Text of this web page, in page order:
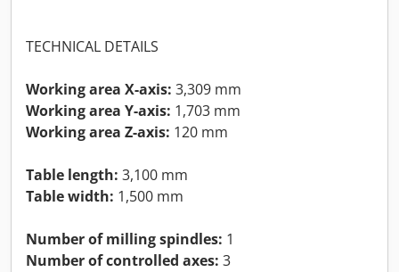
TECHNICAL DETAILS
Working area X-axis: 3,309 mm
Working area Y-axis: 1,703 mm
Working area Z-axis: 120 mm
Table length: 3,100 mm
Table width: 1,500 mm
Number of milling spindles: 1
Number of controlled axes: 3